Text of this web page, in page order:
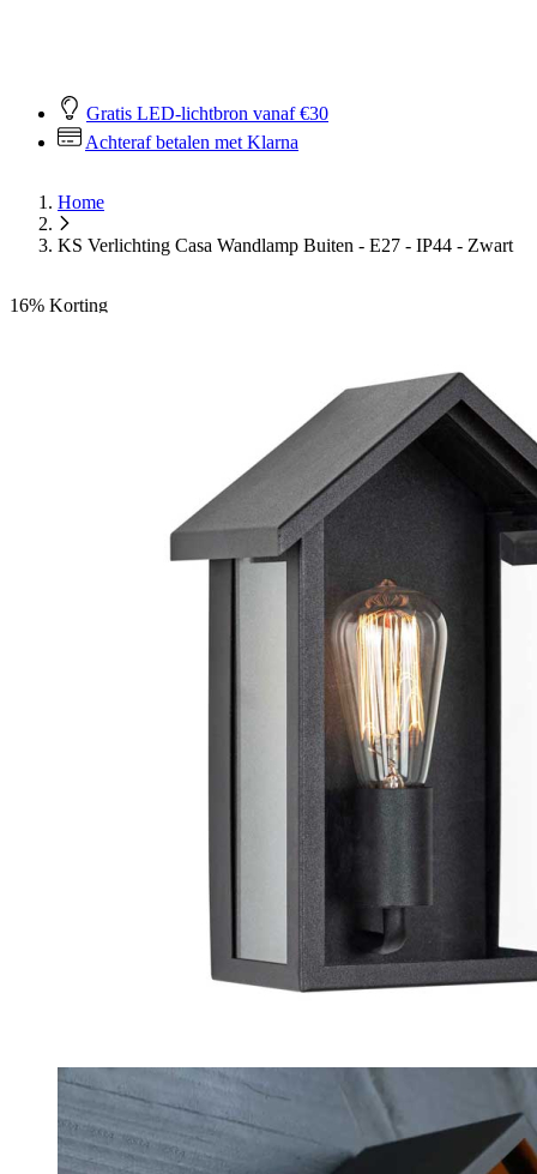
Gratis LED-lichtbron vanaf €30
Achteraf betalen met Klarna
Home
KS Verlichting Casa Wandlamp Buiten - E27 - IP44 - Zwart
16% Korting